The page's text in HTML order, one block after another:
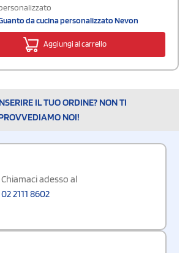
da cucina personalizzato Nevon
Aggiungi al carrello
IL TUO ORDINE? NON TI
NOI!
Chiamaci adesso al
02 2111 8602